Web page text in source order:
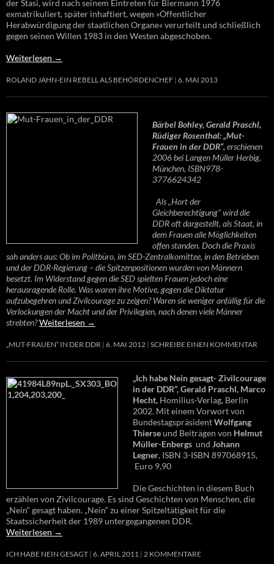
der Stasi, wird nach seinem Eintreten für Biermann 1976
exmatrikuliert, später inhaftiert, wegen »Öffentlicher
Herabwürdigung der staatlichen Organe« verurteilt und schließlich
gegen seinen Willen 1983 in den Westen abgeschoben.
Weiterlesen →
ROLAND JAHN-EIN REBELL ALS BEHÖRDENCHEF 6. MAI 2013
Bärbel Bohley, Gerald Praschl,
Rüdiger Rosenthal: „Mut-
Frauen in der DDR“,erschienen
2006 bei Langen Müller Herbig,
München, ISBN978-
3776624342
Als „Hort der
Gleichberechtigung“ wird die
DDR oft dargestellt, als Staat, in
dem Frauen alle Möglichkeiten
offen standen. Doch die Praxis
sah anders aus: Ob im Politbüro, im SED-Zentralkomittee, in den Betrieben
und der DDR-Regierung – die Spitzenpositionen wurden von Männern
besetzt. Im Widerstand gegen die SED spielten Frauen jedoch eine
herausragende Rolle. Was waren ihre Motive, gegen die Diktatur
aufzubegehren und Zivilcourage zu zeigen? Waren sie weniger anfällig für die
Verlockungen der Macht und der Privilegien, nach denen viele Männer
strebten?Weiterlesen →
„MUT-FRAUEN“ IN DER DDR 6. MAI 2012 SCHREIBE EINEN KOMMENTAR
„Ich habe Nein gesagt- Zivilcourage
in der DDR“, Gerald Praschl, Marco
Hecht, Homilius-Verlag, Berlin
2002. Mit einem Vorwort von
BundestagspräsidentWolfgang
Thierseund Beiträgen von Helmut
Müller-Enbergs und Johann
Legner, ISBN 3-ISBN 897068915,
Euro 9,90
Die Geschichten in diesem Buch
erzählen von Zivilcourage. Es sind Geschichten von Menschen, die
„Nein“ gesagt haben. „Nein“ zu einer Spitzeltätigkeit für die
Staatssicherheit der 1989 untergegangenen DDR.
Weiterlesen →
ICH HABE NEIN GESAGT 6. APRIL 2011 2 KOMMENTARE